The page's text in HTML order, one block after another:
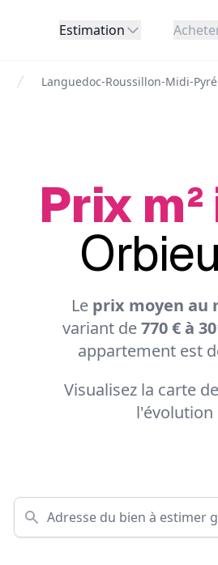
Estimation
Languedoc-Roussillon-Midi-
Prix
Le prix moyen au
variant de770 € à
appartement est
Visualisez la carte
l'évolution